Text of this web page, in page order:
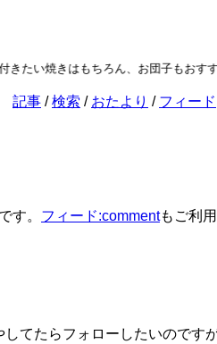
たい焼きはもちろん、お団子もおすす
記事 検索 おたより フィード
です。 フィード:commentもご利
てたらフォローしたいのです